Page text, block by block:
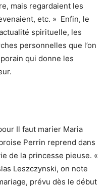
mais regardaient les
etc. » Enfin, le
spirituelle, les
personnelles que l’on
qui donne les
Il faut marier Maria
Perrin reprend dans
de la princesse pieuse. «
Leszczynski, on note
prévu dès le début